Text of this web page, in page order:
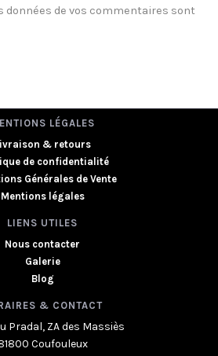
données de vos commentaires sont
LÉGALES
& retours
de confidentialité
Générales de Vente
Mentions légales
LIENS UTILES
Nous contacter
Galerie
Blog
& CONTACT
Pradal, ZA des Massiès
Coufouleux